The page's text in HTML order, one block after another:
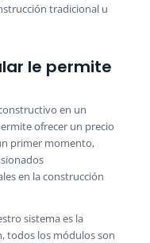
tradicional u
le permite
en un
ofrecer un precio
primer momento,
en la construcción
sistema es la
todos los módulos son